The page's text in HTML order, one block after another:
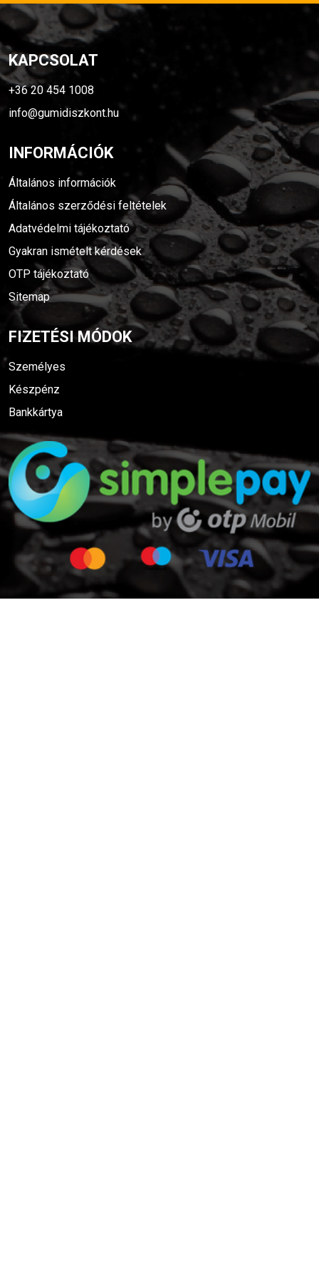
KAPCSOLAT
+36 20 454 1008
info@gumidiszkont.hu
INFORMÁCIÓK
Általános információk
Általános szerződési feltételek
Adatvédelmi tájékoztató
Gyakran ismételt kérdések
OTP tájékoztató
Sitemap
FIZETÉSI MÓDOK
Személyes
Készpénz
Bankkártya